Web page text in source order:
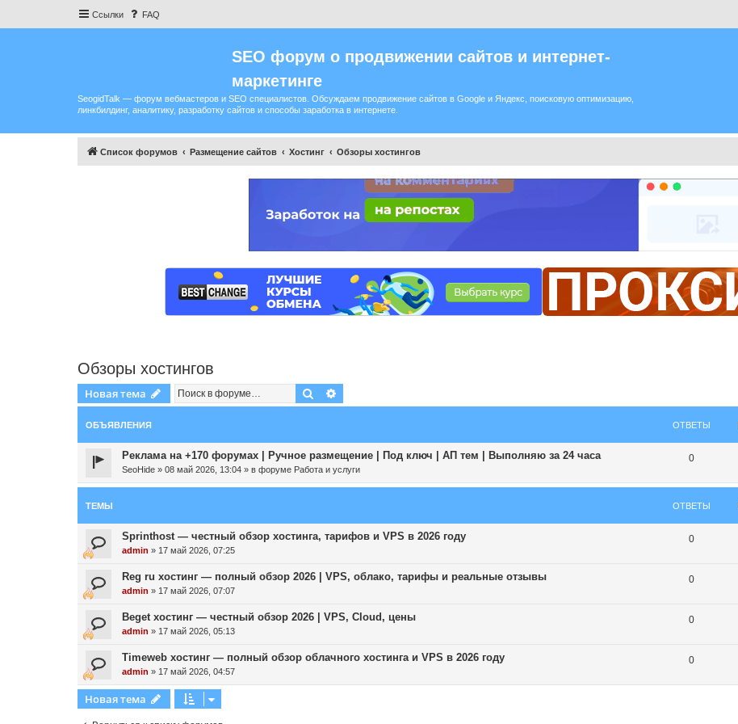
Ссылки FAQ
SEO форум о продвижении сайтов и интернет-
маркетинге
SeogidTalk — форум вебмастеров и SEO специалистов. Обсуждаем продвижение сайтов в Google и Яндекс, поисковую оптимизацию,
линкбилдинг, аналитику, разработку сайтов и способы заработка в интернете.
Список форумов Размещение сайтов Хостинг Обзоры хостингов
Обзоры хостингов
Новая тема Поиск
ОБЪЯВЛЕНИЯ ОТВЕТЫ
Реклама на +170 форумах | Ручное размещение | Под ключ | АП тем | Выполняю за 24 часа
SeoHide » 08 май 2026, 13:04 » в форуме Работа и услуги
0
ТЕМЫ ОТВЕТЫ
Sprinthost — честный обзор хостинга, тарифов и VPS в 2026 году
admin » 17 май 2026, 07:25
0
Reg ru хостинг — полный обзор 2026 | VPS, облако, тарифы и реальные отзывы
admin » 17 май 2026, 07:07
0
Beget хостинг — честный обзор 2026 | VPS, Cloud, цены
admin » 17 май 2026, 05:13
0
Timeweb хостинг — полный обзор облачного хостинга и VPS в 2026 году
admin » 17 май 2026, 04:57
0
Новая тема